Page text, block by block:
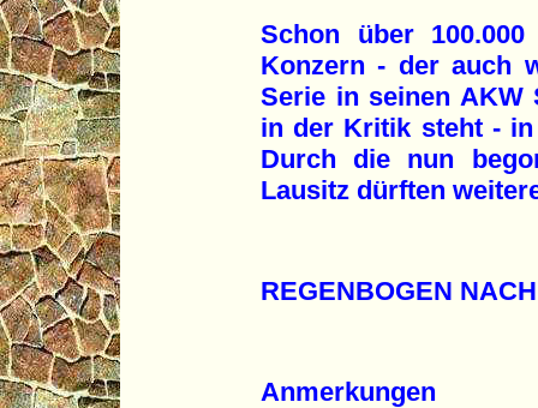
Schon über
Konzern - der auch
Serie in seinen AKW
in der Kritik steht - in
Durch die nun
Lausitz dürften
REGENBOGEN
Anmerkungen